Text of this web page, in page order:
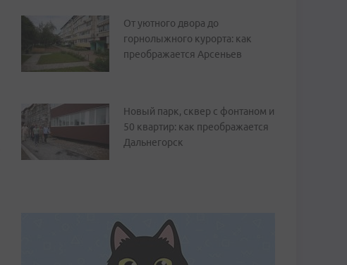
От уютного двора до
горнолыжного курорта: как
преображается Арсеньев
Новый парк, сквер с фонтаном и
50 квартир: как преображается
Дальнегорск